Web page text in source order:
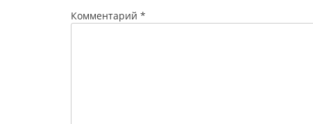
Комментарий *